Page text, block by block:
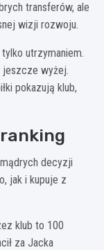
transferów, ale
wizji rozwoju.
utrzymaniem.
jeszcze wyżej.
pokazują klub,
decyzji
jak i kupuje z
klub to 100
za Jacka